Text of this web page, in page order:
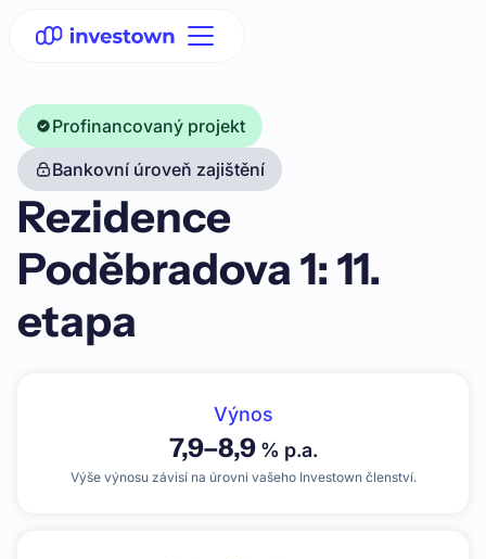
Profinancovaný projekt
Bankovní úroveň zajištění
Rezidence
Poděbradova 1: 11.
etapa
Výnos
7,9–8,9% p.a.
Výše výnosu závisí na úrovni vašeho Investown členství.